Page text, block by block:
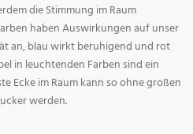
die Stimmung im Raum
haben Auswirkungen auf unser
an, blau wirkt beruhigend und rot
in leuchtenden Farben sind ein
Ecke im Raum kann so ohne großen
werden.